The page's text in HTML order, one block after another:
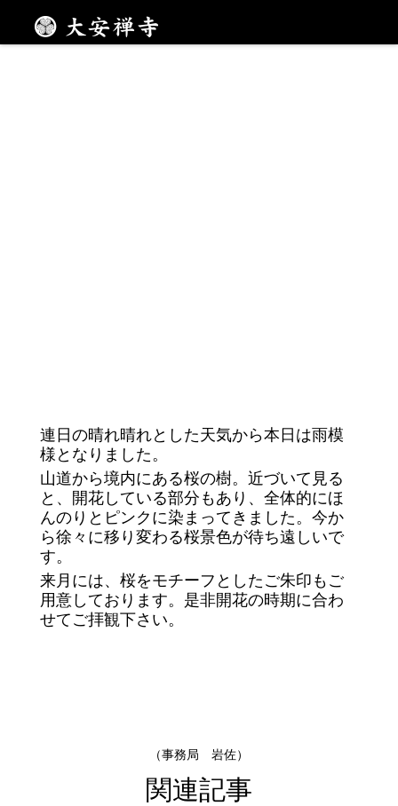
連日の晴れ晴れとした天気から本日は雨模
様となりました。
山道から境内にある桜の樹。近づいて見る
と、開花している部分もあり、全体的にほ
んのりとピンクに染まってきました。今か
ら徐々に移り変わる桜景色が待ち遠しいで
す。
来月には、桜をモチーフとしたご朱印もご
用意しております。是非開花の時期に合わ
せてご拝観下さい。
（事務局 岩佐）
関連記事